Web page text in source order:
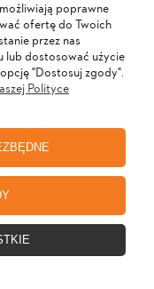
poprawne
ofertę do Twoich
przez nas
lub dostosować użycie
"Dostosuj zgody".
Polityce